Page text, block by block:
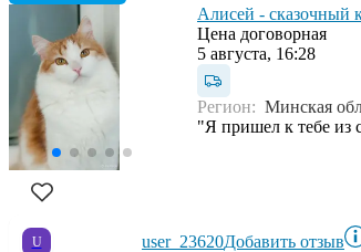
Алисей - сказочный
Цена договорная
5 августа, 16:28
Регион: Минская
"Я пришел к тебе из
U user_23620Добавить отзыв